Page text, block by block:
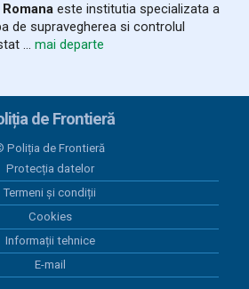
2026
Sighetu Marmației a sărbătorit
ani de la înființarea Poliției de
susceptibile a fi contrafăcute,
de 20.000 lei, descoperite
unui sătmărean
2026
800 de persoane și 300
verificate în zona
în județul Satu Mare
este institutia specializata a
de supravegherea si controlul
... mai departe
de Frontieră
Poliția de Frontieră
Protecția datelor
Termeni și condiții
Cookies
Informații tehnice
E-mail